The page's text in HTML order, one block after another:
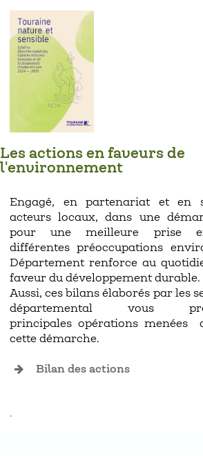
Les actions en faveurs de
l'environnement
Engagé, en partenariat et en
acteurs locaux, dans une
pour une meilleure prise
différentes préoccupations
Département renforce au
faveur du développement durable.
Aussi, ces bilans élaborés par les
départemental vous
principales opérations menées
cette démarche.
Bilan des actions
.